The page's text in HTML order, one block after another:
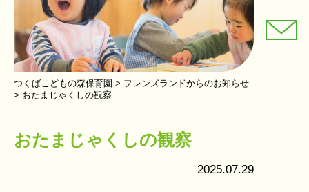
つくばこどもの森保育園 > フレンズランドからのお知らせ
> おたまじゃくしの観察
おたまじゃくしの観察
2025.07.29